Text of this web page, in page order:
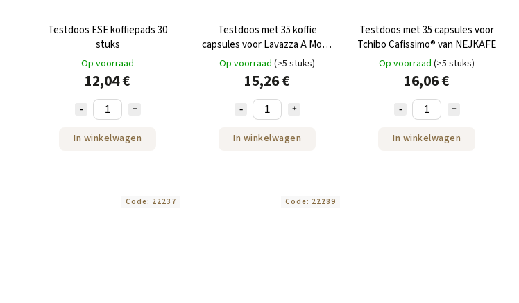
Testdoos ESE koffiepads 30
stuks
Op voorraad
12,04 €
In winkelwagen
Testdoos met 35 koffie
capsules voor Lavazza A Modo
Mio® van NEJKAFE
Op voorraad (>5 stuks)
15,26 €
In winkelwagen
Testdoos met 35 capsules voor
Tchibo Cafissimo® van NEJKAFE
Op voorraad (>5 stuks)
16,06 €
In winkelwagen
Code: 22237 Code: 22289